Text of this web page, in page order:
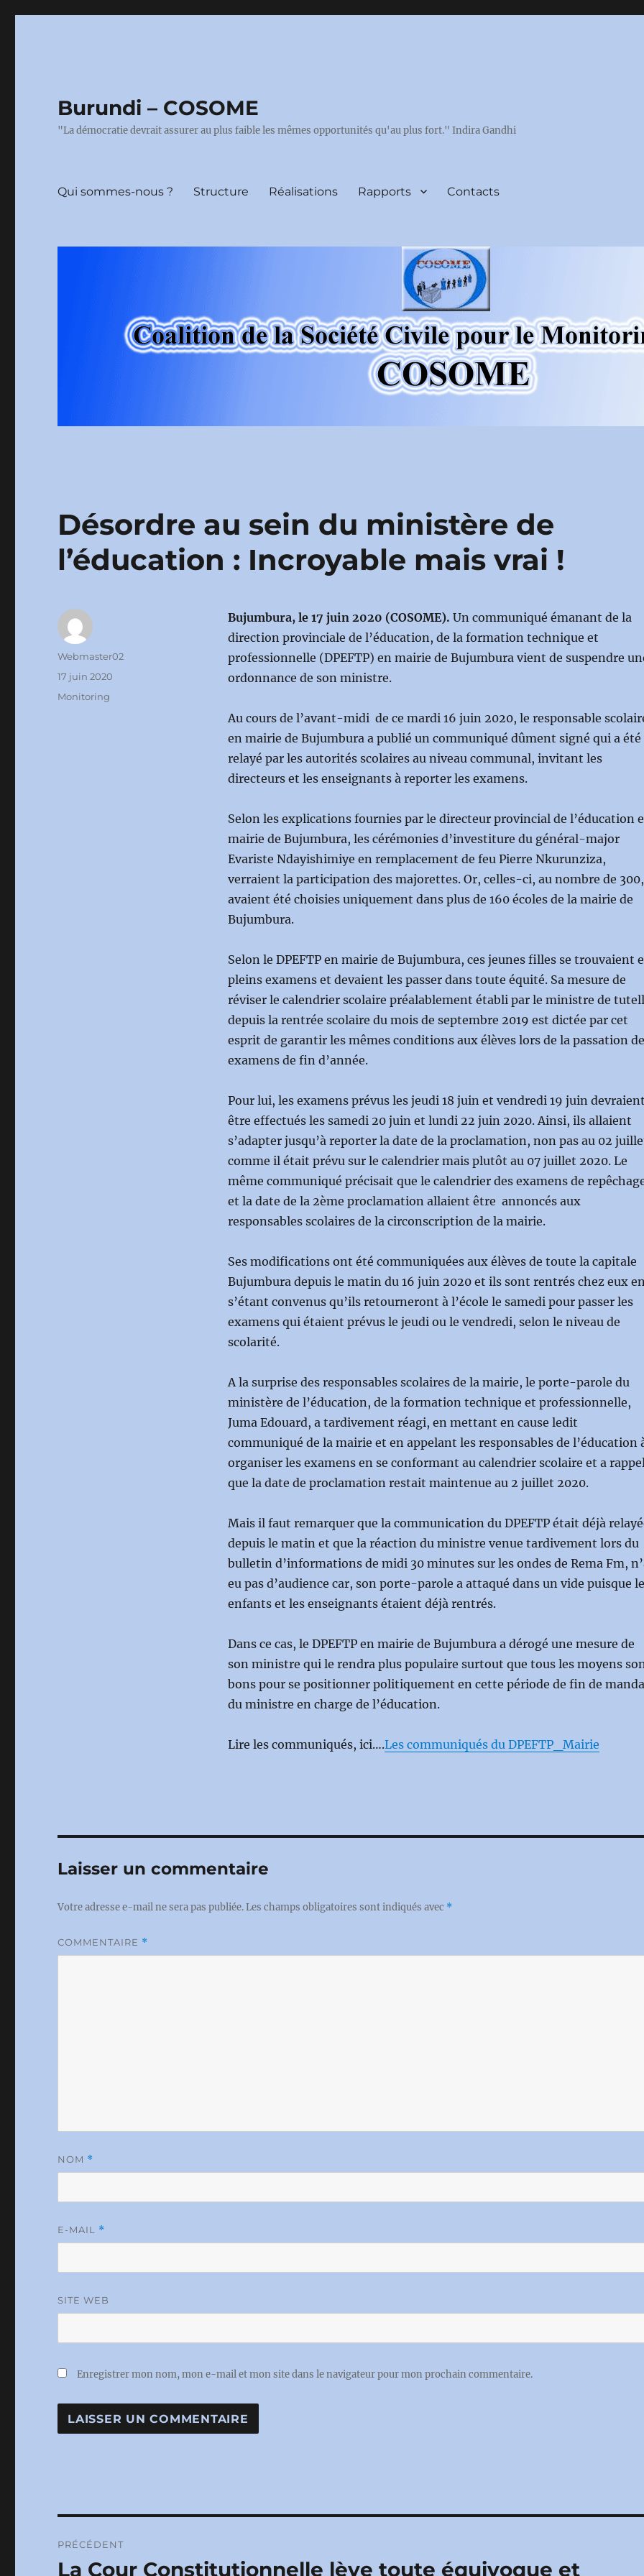
Burundi – COSOME
"La démocratie devrait assurer au plus faible les mêmes opportunités qu'au plus fort." Indira Gandhi
Qui sommes-nous ? Structure Réalisations Rapports Contacts
Désordre au sein du ministère de
l’éducation : Incroyable mais vrai !
Bujumbura, le 17 juin 2020 (COSOME). Un communiqué émanant de la
direction provinciale de l’éducation, de la formation technique et
professionnelle (DPEFTP) en mairie de Bujumbura vient de suspendre
ordonnance de son ministre.
Au cours de l’avant-midi de ce mardi 16 juin 2020, le responsable
en mairie de Bujumbura a publié un communiqué dûment signé qui a été
relayé par les autorités scolaires au niveau communal, invitant les
directeurs et les enseignants à reporter les examens.
Selon les explications fournies par le directeur provincial de l’éducation
mairie de Bujumbura, les cérémonies d’investiture du général-major
Evariste Ndayishimiye en remplacement de feu Pierre Nkurunziza,
verraient la participation des majorettes. Or, celles-ci, au nombre de 300,
avaient été choisies uniquement dans plus de 160 écoles de la mairie de
Bujumbura.
Selon le DPEFTP en mairie de Bujumbura, ces jeunes filles se trouvaient
pleins examens et devaient les passer dans toute équité. Sa mesure de
réviser le calendrier scolaire préalablement établi par le ministre de
depuis la rentrée scolaire du mois de septembre 2019 est dictée par cet
esprit de garantir les mêmes conditions aux élèves lors de la passation
examens de fin d’année.
Pour lui, les examens prévus les jeudi 18 juin et vendredi 19 juin
être effectués les samedi 20 juin et lundi 22 juin 2020. Ainsi, ils allaient
s’adapter jusqu’à reporter la date de la proclamation, non pas au 02
comme il était prévu sur le calendrier mais plutôt au 07 juillet 2020. Le
même communiqué précisait que le calendrier des examens de
et la date de la 2ème proclamation allaient être annoncés aux
responsables scolaires de la circonscription de la mairie.
Ses modifications ont été communiquées aux élèves de toute la capitale
Bujumbura depuis le matin du 16 juin 2020 et ils sont rentrés chez eux
s’étant convenus qu’ils retourneront à l’école le samedi pour passer les
examens qui étaient prévus le jeudi ou le vendredi, selon le niveau de
scolarité.
A la surprise des responsables scolaires de la mairie, le porte-parole du
ministère de l’éducation, de la formation technique et professionnelle,
Juma Edouard, a tardivement réagi, en mettant en cause ledit
communiqué de la mairie et en appelant les responsables de l’éducation
organiser les examens en se conformant au calendrier scolaire et a
que la date de proclamation restait maintenue au 2 juillet 2020.
Mais il faut remarquer que la communication du DPEFTP était déjà
depuis le matin et que la réaction du ministre venue tardivement lors du
bulletin d’informations de midi 30 minutes sur les ondes de Rema Fm,
eu pas d’audience car, son porte-parole a attaqué dans un vide puisque
enfants et les enseignants étaient déjà rentrés.
Dans ce cas, le DPEFTP en mairie de Bujumbura a dérogé une mesure de
son ministre qui le rendra plus populaire surtout que tous les moyens
bons pour se positionner politiquement en cette période de fin de
du ministre en charge de l’éducation.
Lire les communiqués, ici….Les communiqués du DPEFTP_Mairie
Auteur
Webmaster02
Publié
17 juin 2020
Catégories
Monitoring
Laisser un commentaire
Votre adresse e-mail ne sera pas publiée.Les champs obligatoires sont indiqués avec *
COMMENTAIRE *
NOM *
E-MAIL *
SITE WEB
Enregistrer mon nom, mon e-mail et mon site dans le navigateur pour mon prochain commentaire.
de
PRÉCÉDENT
Publication
La Cour Constitutionnelle lève toute équivoque et